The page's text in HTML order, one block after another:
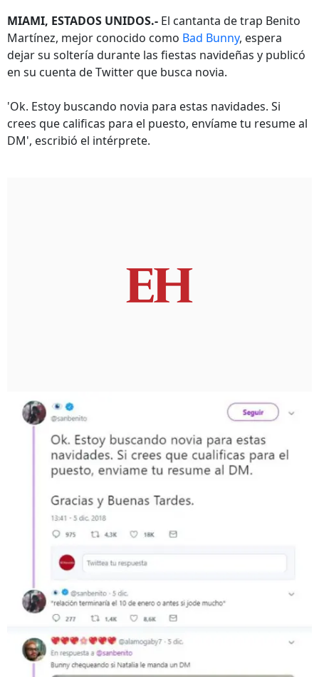
MIAMI, ESTADOS UNIDOS.- El cantanta de trap Benito
Martínez, mejor conocido como Bad Bunny, espera
dejar su soltería durante las fiestas navideñas y publicó
en su cuenta de Twitter que busca novia.
'Ok. Estoy buscando novia para estas navidades. Si
crees que calificas para el puesto, envíame tu resume al
DM', escribió el intérprete.